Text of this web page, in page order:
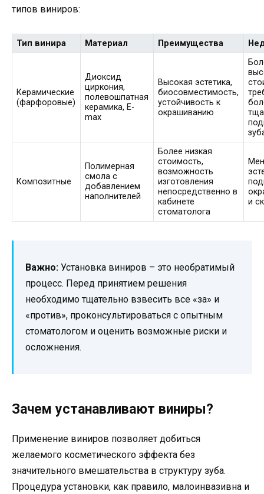
типов виниров:
Тип винира Материал Преимущества
Керамические
(фарфоровые)
Диоксид
циркония,
полевошпатная
керамика, E-
max
Высокая эстетика,
биосовместимость,
устойчивость к
окрашиванию
Композитные
Полимерная
смола с
добавлением
наполнителей
Более низкая
стоимость,
возможность
изготовления
непосредственно в
кабинете
стоматолога
и
Важно: Установка виниров – это необратимый
процесс. Перед принятием решения
необходимо тщательно взвесить все «за» и
«против», проконсультироваться с опытным
стоматологом и оценить возможные риски и
осложнения.
Зачем устанавливают виниры?
Применение виниров позволяет добиться
желаемого косметического эффекта без
значительного вмешательства в структуру зуба.
Процедура установки, как правило, малоинвазивна и